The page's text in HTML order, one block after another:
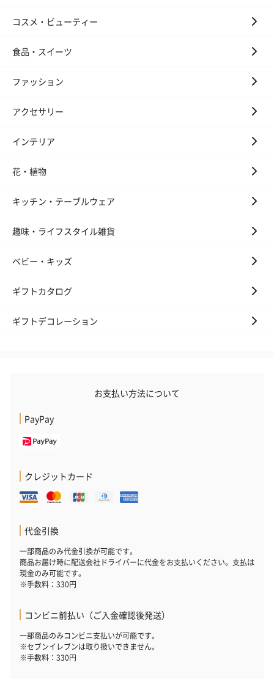
コスメ・ビューティー
食品・スイーツ
ファッション
アクセサリー
インテリア
花・植物
キッチン・テーブルウェア
趣味・ライフスタイル雑貨
ベビー・キッズ
ギフトカタログ
ギフトデコレーション
お支払い方法について
PayPay
クレジットカード
代金引換
一部商品のみ代金引換が可能です。
商品お届け時に配送会社ドライバーに代金をお支払いください。支払は
現金のみ可能です。
※手数料：330円
コンビニ前払い（ご入金確認後発送）
一部商品のみコンビニ支払いが可能です。
※セブンイレブンは取り扱いできません。
※手数料：330円